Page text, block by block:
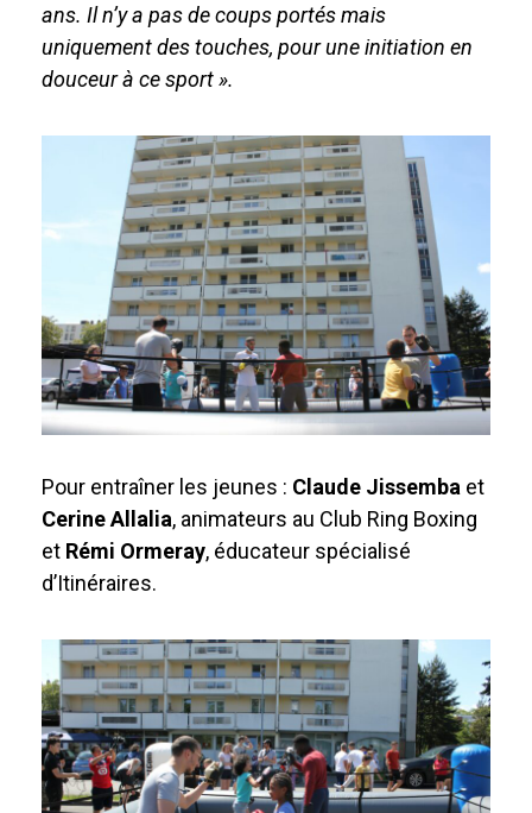
ans. Il n’y a pas de coups portés mais
uniquement des touches, pour une initiation en
douceur à ce sport ».
Pour entraîner les jeunes : Claude Jissemba et
Cerine Allalia, animateurs au Club Ring Boxing
et Rémi Ormeray, éducateur spécialisé
d’Itinéraires.